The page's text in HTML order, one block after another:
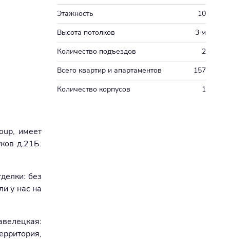
Этажность
10
Высота потолков
3 м
Количество подъездов
2
Всего квартир и апартаментов
157
Количество корпусов
1
имеет
д.21Б.
без
у нас на